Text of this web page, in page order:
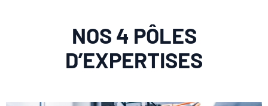
NOS 4 PÔLES
D’EXPERTISES